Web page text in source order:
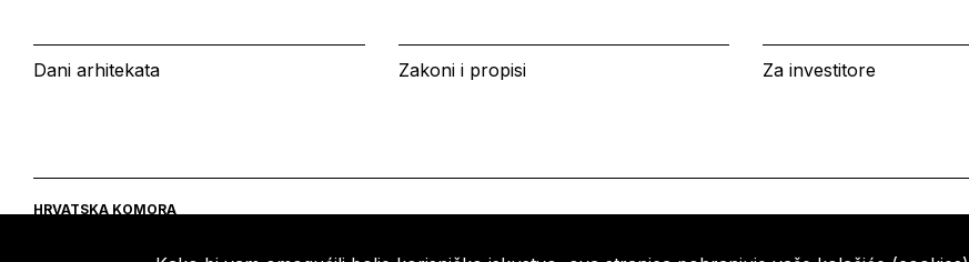
Dani arhitekata Zakoni i propisi Za investitore
HRVATSKA KOMORA